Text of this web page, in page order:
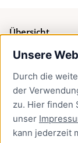
Unsere
Durch die
der
zu. Hier finden
unser
kann jederzeit
Übersicht
Bürgerservice
Presse
Newsletter
Kontakt